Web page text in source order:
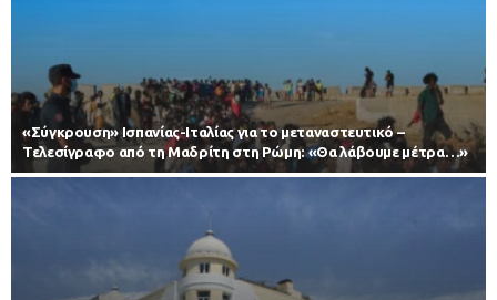
«Σύγκρουση» Ισπανίας-Ιταλίας για το μεταναστευτικό –
Τελεσίγραφο από τη Μαδρίτη στη Ρώμη: «Θα λάβουμε μέτρα…»